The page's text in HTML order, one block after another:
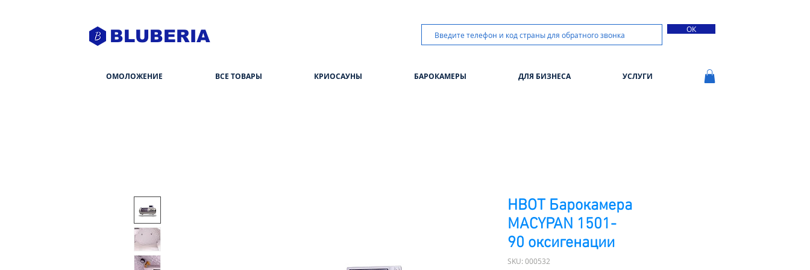
BLUBERIA ОК
ОМОЛОЖЕНИЕ ВСЕ ТОВАРЫ КРИОСАУНЫ БАРОКАМЕРЫ ДЛЯ БИЗНЕСА УСЛУГИ
HBOT Барокамера
МАСYPAN 1501-
90 оксигенации
SKU: 000532